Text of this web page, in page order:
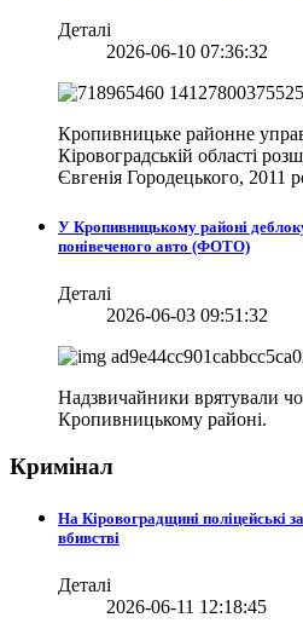
Деталі
2026-06-10 07:36:32
Кропивницьке районне
Кіровоградській області
Євгенія Городецького, 2011
У Кропивницькому районі
понівеченого авто (ФОТО)
Деталі
2026-06-03 09:51:32
Надзвичайники врятували
Кропивницькому районі.
Кримінал
На Кіровоградщині поліцейські
вбивстві
Деталі
2026-06-11 12:18:45